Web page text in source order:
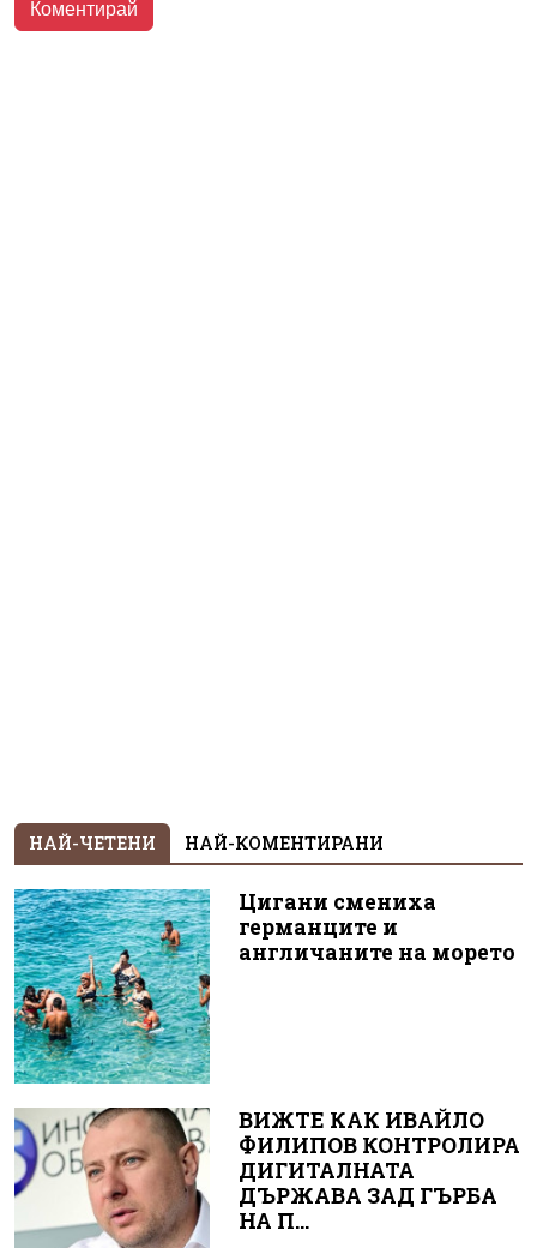
НАЙ-ЧЕТЕНИ НАЙ-КОМЕНТИРАНИ
Цигани смениха
германците и
англичаните на морето
ВИЖТЕ КАК ИВАЙЛО
ФИЛИПОВ КОНТРОЛИРА
ДИГИТАЛНАТА
ДЪРЖАВА ЗАД ГЪРБА
НА П...